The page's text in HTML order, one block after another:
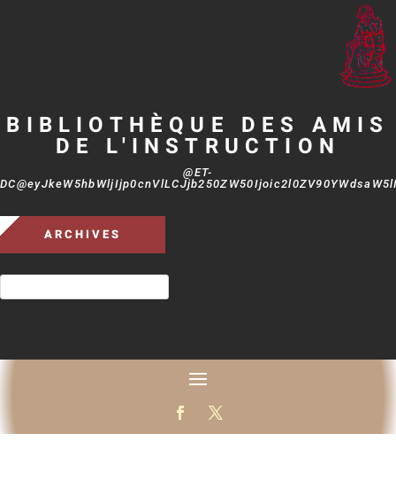
BIBLIOTHÈQUE DES AMIS
DE L'INSTRUCTION
@ET-
ARCHIVES